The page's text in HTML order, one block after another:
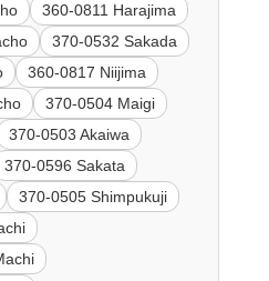
360-0811 Harajima
370-0532 Sakada
360-0817 Niijima
370-0504 Maigi
370-0503 Akaiwa
370-0596 Sakata
370-0505 Shimpukuji